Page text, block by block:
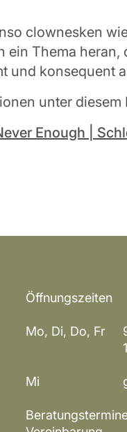
clownesken
ein Thema
und konsequent
unter diesem
Enough |
Öffnungszeiten
Mo, Di, Do, Fr 9
14 –
Mi